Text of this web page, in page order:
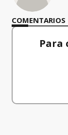
COMENTARIOS
Para